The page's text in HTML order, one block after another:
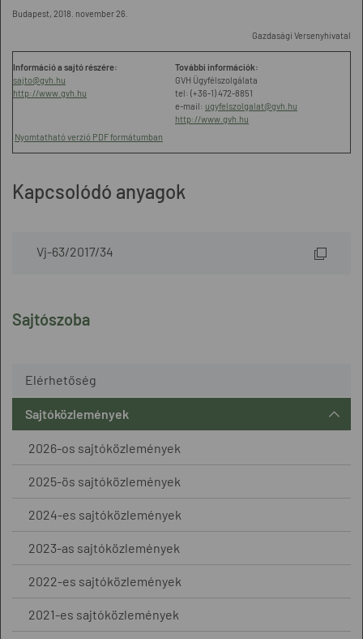
Sajtószoba
Elérhetőség
Sajtóközlemények
2026-os sajtóközlemények
2025-ös sajtóközlemények
2024-es sajtóközlemények
2023-as sajtóközlemények
2022-es sajtóközlemények
2021-es sajtóközlemények
Budapest, 2018. november 26.
Gazdasági Versenyhivatal
Információ a sajtó részére:
sajto@gvh.hu
http://www.gvh.hu
Nyomtatható verzió PDF formátumban
További információk:
GVH Ügyfélszolgálata
tel: (+36-1) 472-8851
e-mail: ugyfelszolgalat@gvh.hu
http://www.gvh.hu
Kapcsolódó anyagok
Vj-63/2017/34